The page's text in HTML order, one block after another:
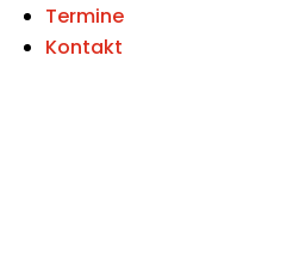
Termine
Kontakt